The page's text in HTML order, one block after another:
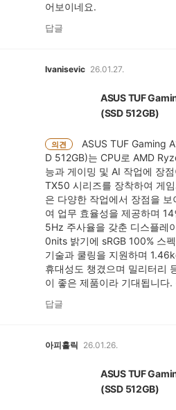
어보이네요.
답글
Ivanisevic 26.01.27.
ASUS TUF
(SSD 512GB)
의견
ASUS TUF Gaming
D 512GB)는 CPU로 AMD
능과 게이밍 및 AI 작업에 장
TX50 시리즈를 장착하여 게
은 다양한 작업에서 장점을
여 업무 효율성을 제공하며
5Hz 주사율을 갖춘 디스플레
0nits 밝기에 sRGB 100% 스
기술과 쿨링을 지원하며
휴대성도 챙겼으며 밀리터리
이 좋은 제품이라 기대됩니다.
답글
아피홀릭 26.01.26.
ASUS TUF
(SSD 512GB)